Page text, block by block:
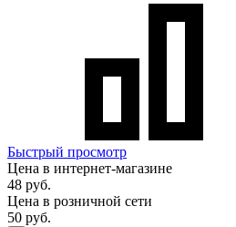
Быстрый просмотр
Цена в интернет-магазине
48 руб.
Цена в розничной сети
50 руб.